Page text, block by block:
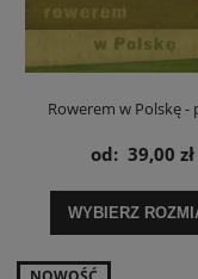
Rowerem w Polskę -
od: 39,00 zł
WYBIERZ